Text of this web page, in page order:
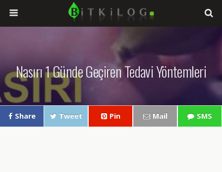
Nasırı 1 Günde Geçiren Tedavi Yöntemleri
Share Tweet Pin Mail SMS